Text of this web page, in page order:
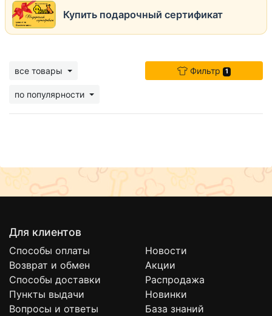
Купить подарочный сертификат
все товары
по популярности
Фильтр 1
Для клиентов
Способы оплаты
Возврат и обмен
Способы доставки
Пункты выдачи
Вопросы и ответы
Новости
Акции
Распродажа
Новинки
База знаний